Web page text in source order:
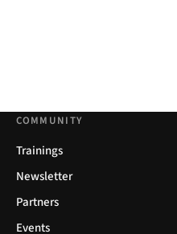
COMMUNITY
Trainings
Newsletter
Partners
Events